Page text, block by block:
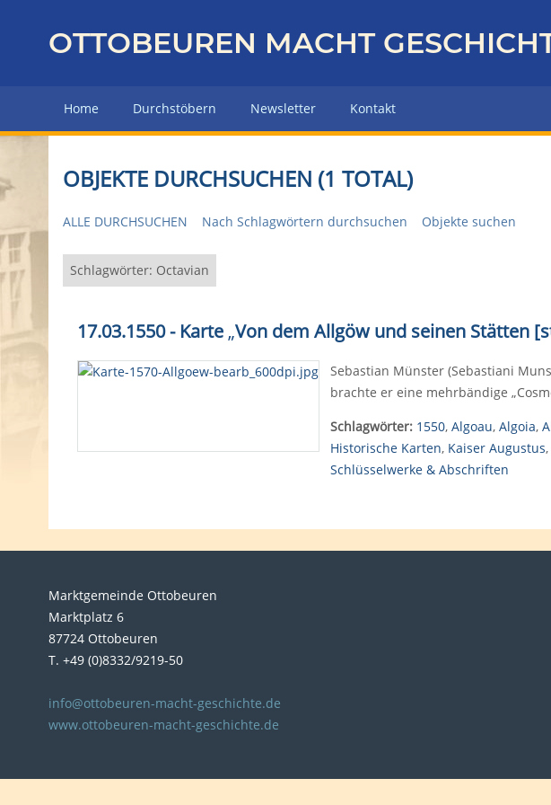
z
r
H
u
p
e
OTTOBEUREN MACHT
Home Durchstöbern Newsletter Kontakt
OBJEKTE DURCHSUCHEN (1 TOTAL)
ALLE DURCHSUCHEN Nach Schlagwörtern durchsuchen Objekte suchen
Schlagwörter: Octavian
17.03.1550 - Karte„Von dem Allgöw und seinen Stätten
Sebastian Münster (Sebastiani
brachte er eine mehrbändige
Schlagwörter: 1550, Algoau, Algoia,
Historische Karten, Kaiser Augustus,
Schlüsselwerke & Abschriften
Marktgemeinde Ottobeuren
Marktplatz 6
87724 Ottobeuren
T. +49 (0)8332/9219-50
info@ottobeuren-macht-geschichte.de
www.ottobeuren-macht-geschichte.de